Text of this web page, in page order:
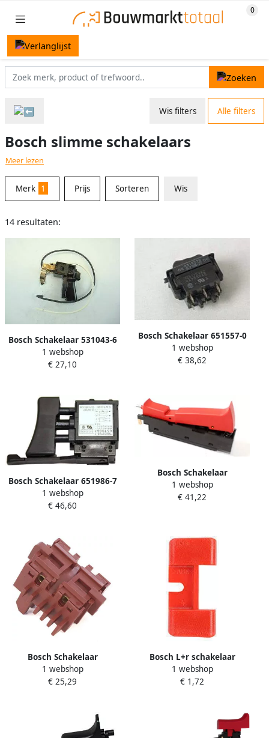
Wis filters Alle filters
Bosch slimme schakelaars
Meer lezen
Merk 1 Prijs Sorteren Wis
14 resultaten:
Bosch Schakelaar 531043-6
1 webshop
€ 27,10
Bosch Schakelaar 651557-0
1 webshop
€ 38,62
Bosch Schakelaar 651986-7
1 webshop
€ 46,60
Bosch Schakelaar
1.617.200101
1 webshop
€ 41,22
Bosch Schakelaar
2.607.200.093
1 webshop
€ 25,29
Bosch L+r schakelaar
2601099055
1 webshop
€ 1,72